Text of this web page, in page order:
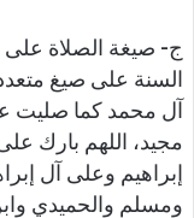
ج- صيغة الصلاة
السنة على صيغ
آل محمد كما صليت
مجيد، اللهم بارك
إبراهيم وعلى آل
ومسلم والحميدي